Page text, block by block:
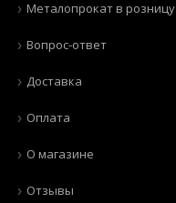
Металопрокат в розницу
Вопрос-ответ
Доставка
Оплата
О магазине
Отзывы